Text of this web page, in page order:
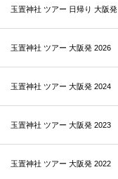
玉置神社 ツアー 日帰り 大阪発
玉置神社 ツアー 大阪発 2026
玉置神社 ツアー 大阪発 2024
玉置神社 ツアー 大阪発 2023
玉置神社 ツアー 大阪発 2022